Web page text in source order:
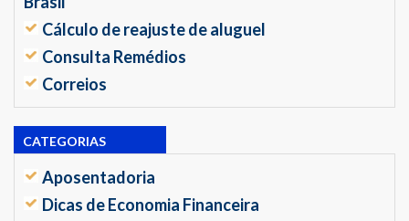
Cálculo de reajuste de aluguel
Consulta Remédios
Correios
CATEGORIAS
Aposentadoria
Dicas de Economia Financeira